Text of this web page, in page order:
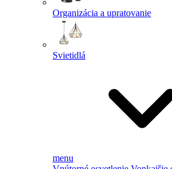
Organizácia a upratovanie
Svietidlá
menu